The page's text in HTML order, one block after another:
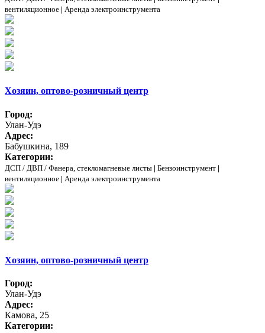
вентиляционное | Аренда электроинструмента
Хозяин, оптово-розничный центр
Город:
Улан-Удэ
Адрес:
Бабушкина, 189
Категории:
ДСП / ДВП / Фанера, стекломагневые листы | Бензоинструмент |
вентиляционное | Аренда электроинструмента
Хозяин, оптово-розничный центр
Город:
Улан-Удэ
Адрес:
Камова, 25
Категории: